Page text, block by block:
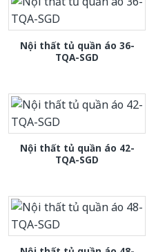
Nội thất tủ quần áo 36-
TQA-SGD
Nội thất tủ quần áo 42-
TQA-SGD